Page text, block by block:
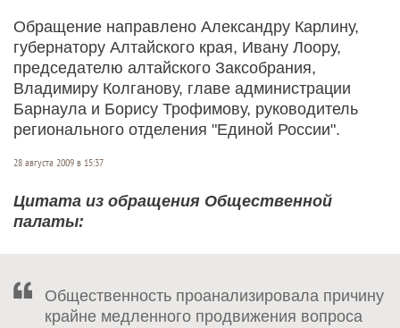
Обращение направлено Александру Карлину,
губернатору Алтайского края, Ивану Лоору,
председателю алтайского Заксобрания,
Владимиру Колганову, главе администрации
Барнаула и Борису Трофимову, руководитель
регионального отделения "Единой России".
28 августа 2009 в 15:37
Цитата из обращения Общественной
палаты:
Общественность проанализировала причину
крайне медленного продвижения вопроса